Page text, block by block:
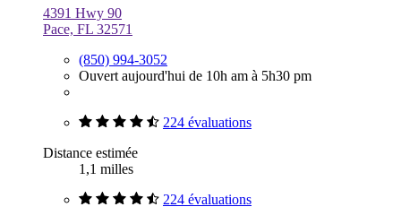
4391 Hwy 90
Pace, FL 32571
(850) 994-3052
Ouvert aujourd'hui de 10h am à 5h30 pm
224 évaluations
Distance estimée
1,1 milles
224 évaluations